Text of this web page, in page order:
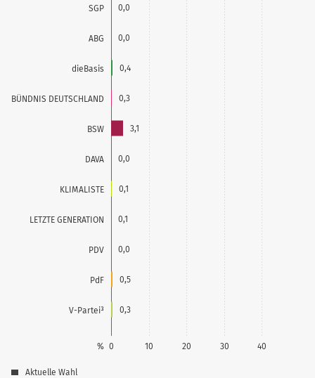
SGP
ABG
dieBasis
BÜNDNIS DEUTSCHLAND
BSW
DAVA
KLIMALISTE
LETZTE GENERATION
PDV
PdF
V-Partei³
0 10 20 30 40
%
0,0
0,0
0,4
0,3
3,1
0,0
0,1
0,1
0,0
0,5
0,3
Aktuelle Wahl